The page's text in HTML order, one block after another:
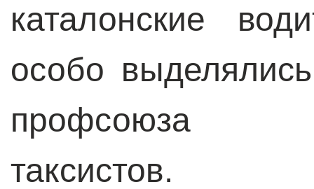
каталонские
особо
профсоюза
таксистов.